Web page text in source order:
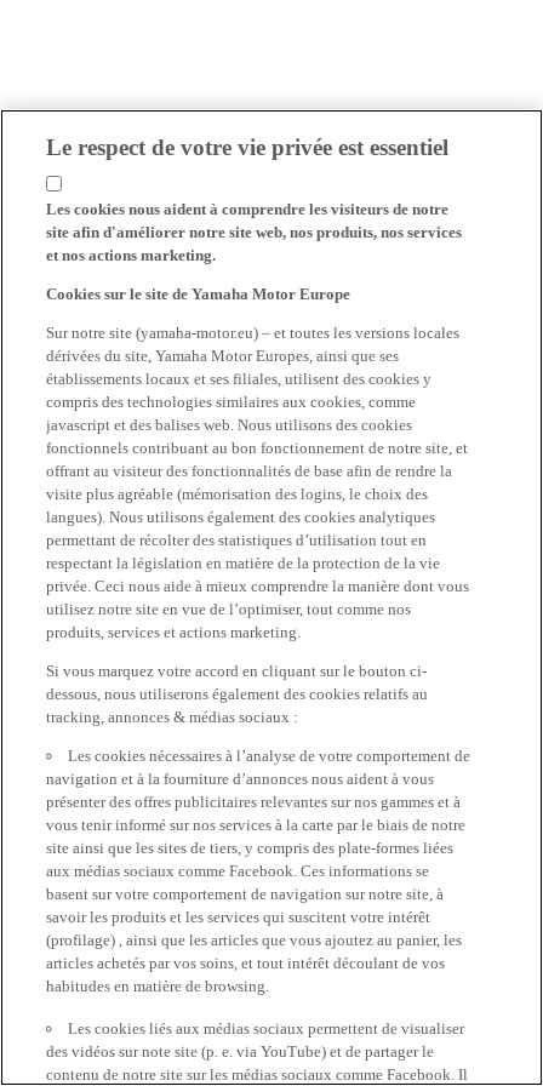
Le respect de votre vie privée est essentiel
Les cookies nous aident à comprendre les visiteurs de notre
site afin d'améliorer notre site web, nos produits, nos services
et nos actions marketing.
Cookies sur le site de Yamaha Motor Europe
Sur notre site (yamaha-motor.eu) – et toutes les versions locales
dérivées du site, Yamaha Motor Europes, ainsi que ses
établissements locaux et ses filiales, utilisent des cookies y
compris des technologies similaires aux cookies, comme
javascript et des balises web. Nous utilisons des cookies
fonctionnels contribuant au bon fonctionnement de notre site, et
offrant au visiteur des fonctionnalités de base afin de rendre la
visite plus agréable (mémorisation des logins, le choix des
langues). Nous utilisons également des cookies analytiques
permettant de récolter des statistiques d’utilisation tout en
respectant la législation en matière de la protection de la vie
privée. Ceci nous aide à mieux comprendre la manière dont vous
utilisez notre site en vue de l’optimiser, tout comme nos
produits, services et actions marketing.
Si vous marquez votre accord en cliquant sur le bouton ci-
dessous, nous utiliserons également des cookies relatifs au
tracking, annonces & médias sociaux :
Les cookies nécessaires à l’analyse de votre comportement de
navigation et à la fourniture d’annonces nous aident à vous
présenter des offres publicitaires relevantes sur nos gammes et à
vous tenir informé sur nos services à la carte par le biais de notre
site ainsi que les sites de tiers, y compris des plate-formes liées
aux médias sociaux comme Facebook. Ces informations se
basent sur votre comportement de navigation sur notre site, à
savoir les produits et les services qui suscitent votre intérêt
(profilage) , ainsi que les articles que vous ajoutez au panier, les
articles achetés par vos soins, et tout intérêt découlant de vos
habitudes en matière de browsing.
Les cookies liés aux médias sociaux permettent de visualiser
des vidéos sur note site (p. e. via YouTube) et de partager le
contenu de notre site sur les médias sociaux comme Facebook. Il